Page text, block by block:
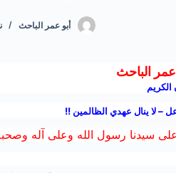
أبو عمر الباحث
الباحث
– لا ينال عهدي الظالمين !!
على سيدنا رسول الله وعلى آله